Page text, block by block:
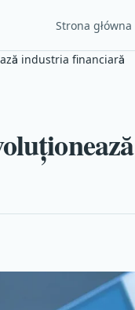
Strona główna
industria financiară